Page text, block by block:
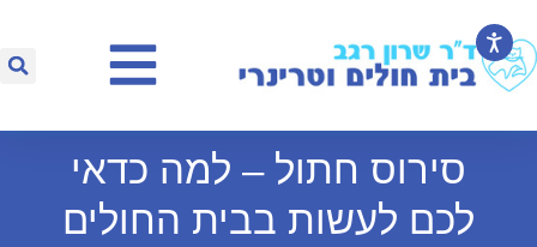
סירוס חתול – למה כדאי
לכם לעשות בבית החולים